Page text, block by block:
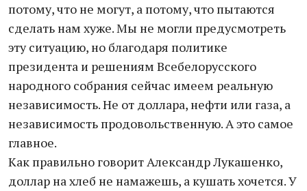
потому, что не могут, а потому, что пытаются
сделать нам хуже. Мы не могли предусмотреть
эту ситуацию, но благодаря политике
президента и решениям Всебелорусского
народного собрания сейчас имеем реальную
независимость. Не от доллара, нефти или газа, а
независимость продовольственную. А это самое
главное.
Как правильно говорит Александр Лукашенко,
доллар на хлеб не намажешь, а кушать хочется. У